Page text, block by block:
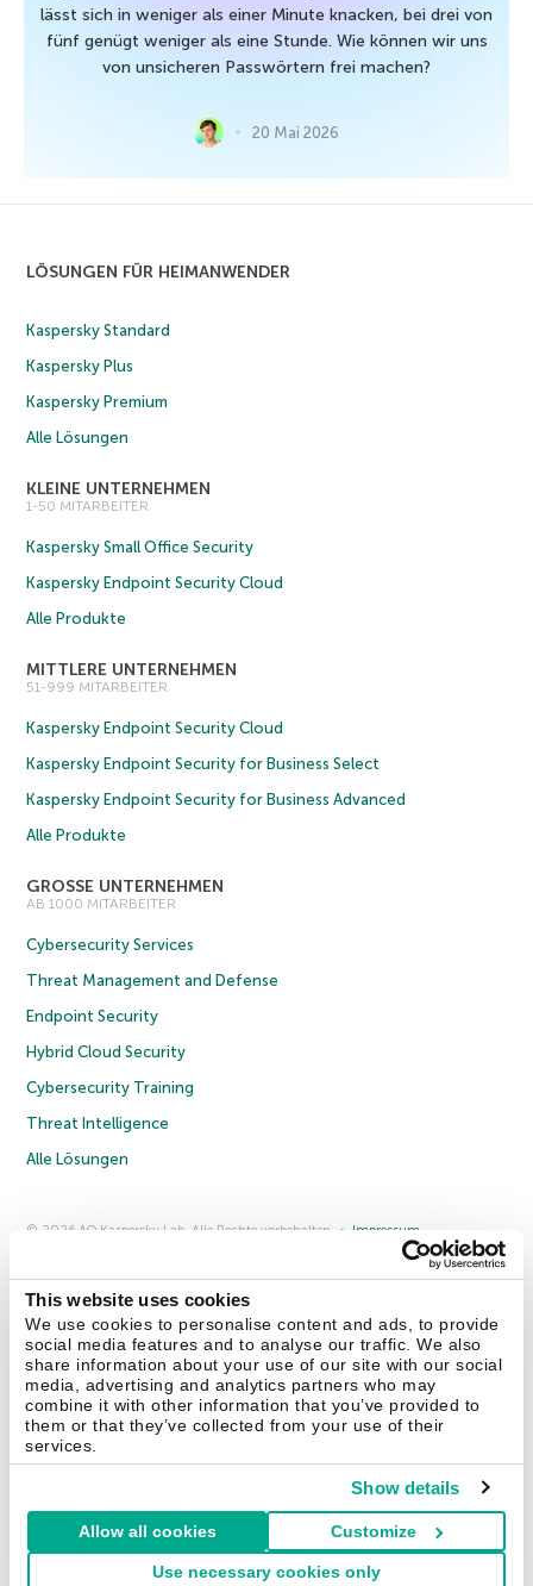
This website uses cookies
We use cookies to personalise content and ads, to provide
social media features and to analyse our traffic. We also
share information about your use of our site with our social
media, advertising and analytics partners who may
combine it with other information that you’ve provided to
them or that they’ve collected from your use of their
services.
Show details
Allow all cookies Customize
Use necessary cookies only
lässt sich in weniger als einer Minute knacken, bei drei von
fünf genügt weniger als eine Stunde. Wie können wir uns
von unsicheren Passwörtern frei machen?
20 Mai 2026
LÖSUNGEN FÜR HEIMANWENDER
Kaspersky Standard
Kaspersky Plus
Kaspersky Premium
Alle Lösungen
KLEINE UNTERNEHMEN
1-50 MITARBEITER
Kaspersky Small Office Security
Kaspersky Endpoint Security Cloud
Alle Produkte
MITTLERE UNTERNEHMEN
51-999 MITARBEITER
Kaspersky Endpoint Security Cloud
Kaspersky Endpoint Security for Business Select
Kaspersky Endpoint Security for Business Advanced
Alle Produkte
GROSSE UNTERNEHMEN
AB 1000 MITARBEITER
Cybersecurity Services
Threat Management and Defense
Endpoint Security
Hybrid Cloud Security
Cybersecurity Training
Threat Intelligence
Alle Lösungen
© 2026 AO Kaspersky Lab. Alle Rechte vorbehalten.
Impressum
Lizenzvereinbarung B2B
Anmeldung zum Newsletter für B2B-Vertriebspartner
Kontakt Über uns Partner Blog
Weitere Informationen
Pressemitteilungen
Securelist Eugene Personal Blog Enzyklopädie
Deutschland & Schweiz